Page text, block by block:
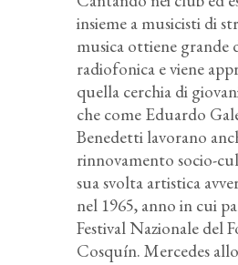
insieme a musicisti di
musica ottiene grande
radiofonica e viene
quella cerchia di
che come Eduardo
Benedetti lavorano
rinnovamento socio-
sua svolta artistica
nel 1965, anno in cui
Festival Nazionale del
Cosquín. Mercedes